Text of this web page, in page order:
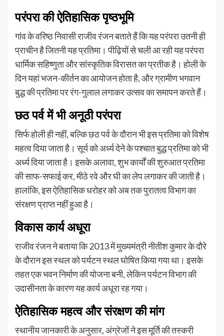
परंपरा की ऐतिहासिक पृष्ठभूमि
गांव के वरिष्ठ निवासी राजीव रंजन बताते हैं कि यह परंपरा उतनी ही
प्राचीन है जितनी यह प्रतिमा। पीढ़ियों से चली आ रही यह परंपरा
धार्मिक सहिष्णुता और सांस्कृतिक विरासत का प्रतीक है। होली के
दिन यहां भजन-कीर्तन का आयोजन होता है, और ग्रामीण भगवान
बुद्ध की प्रतिमा पर रंग-गुलाल लगाकर उत्सव का समापन करते हैं।
छठ पर्व में भी अनूठी परंपरा
सिर्फ होली ही नहीं, बल्कि छठ पर्व के दौरान भी इस प्रतिमा को विशेष
महत्व दिया जाता है। सूर्य को अर्ध्य देने के पश्चात बुद्ध प्रतिमा को भी
अर्ध्य दिया जाता है। इसके अलावा, शुभ कार्यों की शुरुआत प्रतिमा
की साफ-सफाई कर, मीठे रवे और घी का लेप लगाकर की जाती है।
हालांकि, इस ऐतिहासिक धरोहर को अब तक पुरातत्व विभाग का
संरक्षण प्राप्त नहीं हुआ है।
विकास कार्य अधूरा
राजीव रंजन ने बताया कि 2013 में मुख्यमंत्री नीतीश कुमार के दौरे
के दौरान इस स्थल को पर्यटन स्थल घोषित किया गया था। इसके
तहत एक भवन निर्माण की योजना बनी, लेकिन पर्यटन विभाग की
उदासीनता के कारण यह कार्य अधूरा रह गया।
ऐतिहासिक महत्व और संरक्षण की मांग
स्थानीय जानकारी के अनुसार, अंग्रेजों ने इस मूर्ति की तस्करी